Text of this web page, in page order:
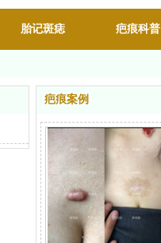
胎记斑痣 疤痕科普
疤痕案例